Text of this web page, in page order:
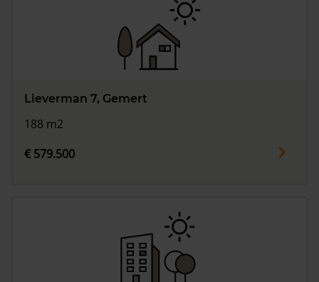
Lieverman 7, Gemert
188 m2
€ 579.500